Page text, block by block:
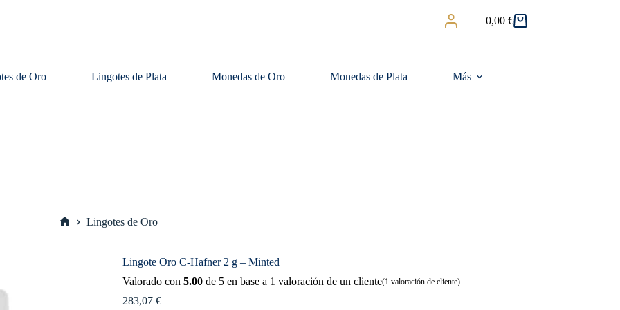
Carro
0,00 €
de Oro Lingotes de Plata Monedas de Oro Monedas de Plata Más
Lingotes de Oro
Lingote Oro C-Hafner 2 g – Minted
Valorado con 5.00de 5 en base a 1 valoración de un cliente(1valoración de cliente)
283,07 €